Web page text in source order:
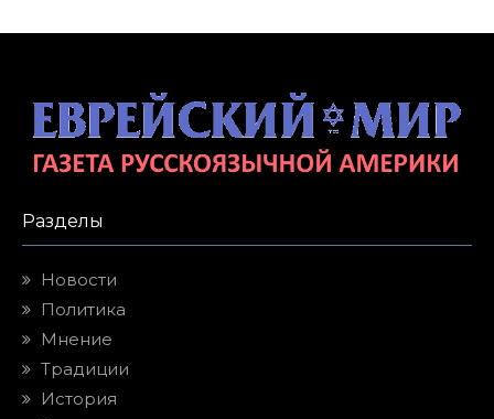
Разделы
Новости
Политика
Мнение
Традиции
История